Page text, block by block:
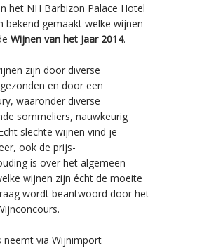
het NH Barbizon Palace Hotel
bekend gemaakt welke wijnen
Wijnen van het Jaar 2014.
zijn door diverse
en door een
waaronder diverse
sommeliers, nauwkeurig
slechte wijnen vind je
ook de prijs-
is over het algemeen
wijnen zijn écht de moeite
wordt beantwoord door het
neemt via Wijnimport